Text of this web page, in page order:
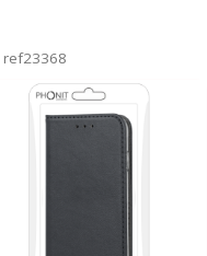
ref23368